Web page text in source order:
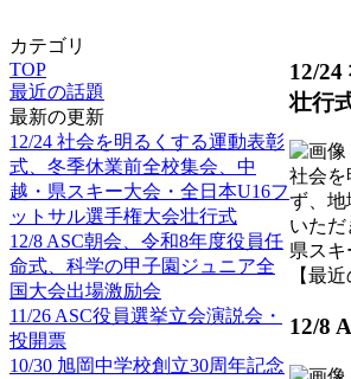
カテゴリ
TOP
最近の話題
最新の更新
12/24 社会を明るくする運動表彰
式、冬季休業前全校集会、中
越・県スキー大会・全日本U16フ
ットサル選手権大会壮行式
12/8 ASC朝会、令和8年度役員任
命式、科学の甲子園ジュニア全
国大会出場激励会
11/26 ASC役員選挙立会演説会・
投開票
10/30 旭岡中学校創立30周年記念
12/
壮行
社会を
ず、地
いた
県スキ
【最
12/8